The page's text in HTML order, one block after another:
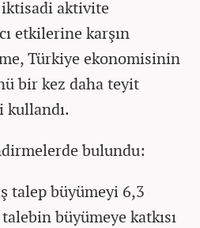
aktivite
etkilerine karşın
Türkiye ekonomisinin
bir kez daha teyit
bulundu:
talep büyümeyi 6,3
büyümeye katkısı